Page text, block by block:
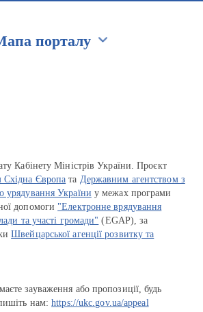
порталу
Кабінету Міністрів України. Проєкт
Європа та Державним агентством з
урядування України у межах програми
допомоги "Електронне врядування
та участі громади" (EGAP), за
Швейцарської агенції розвитку та
зауваження або пропозиції, будь
нам:https://ukc.gov.ua/appeal